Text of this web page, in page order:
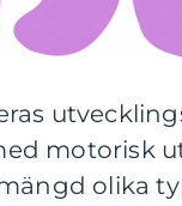
motorisk
olika